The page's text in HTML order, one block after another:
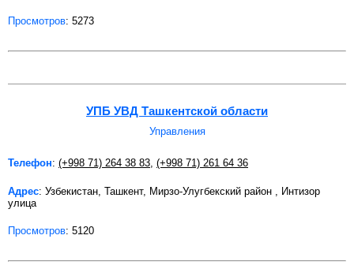
Просмотров: 5273
УПБ УВД Ташкентской области
Управления
Телефон: (+998 71) 264 38 83 (+998 71) 261 64 36
Адрес: Узбекистан, Ташкент, Мирзо-Улугбекский район , Интизор
улица
Просмотров: 5120